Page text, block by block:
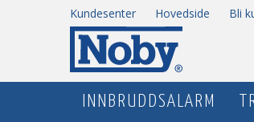
Kundesenter Hovedside Bli
INNBRUDDSALARM